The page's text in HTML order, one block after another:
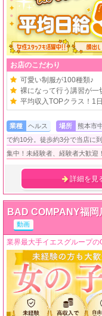
お店のこだわり
可愛い制服が100種類♪
裸になって行う講習が一
平均収入TOPクラス！1
業種 ヘルス 場所 熊本市
で約10分。徒歩約3分で当店に到
集中！未経験者、経験者大歓迎
詳細を見
BAD COMPANY福岡
動画
業界最大手イエスグループの